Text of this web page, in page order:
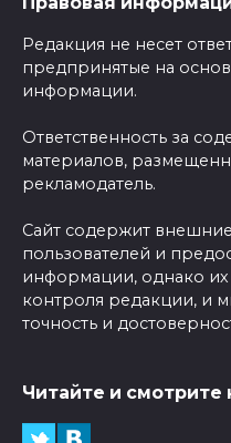
Редакция не несет
предпринятые на
информации.
Ответственность за
материалов,
рекламодатель.
Сайт содержит
пользователей и
информации, однако
контроля редакции, и
точность и
Читайте и смотрите